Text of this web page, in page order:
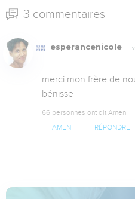
3 commentaires
esperancenicole Il y
merci mon frère de
bénisse
66 personnes ont dit Amen
AMEN RÉPONDRE